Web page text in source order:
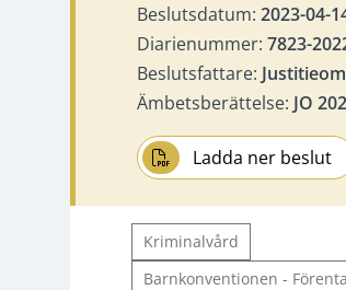
Beslutsdatum: 2023-04-
Diarienummer: 7823-
Beslutsfattare:
Ämbetsberättelse: JO
Ladda ner beslut
Kriminalvård
Barnkonventionen -